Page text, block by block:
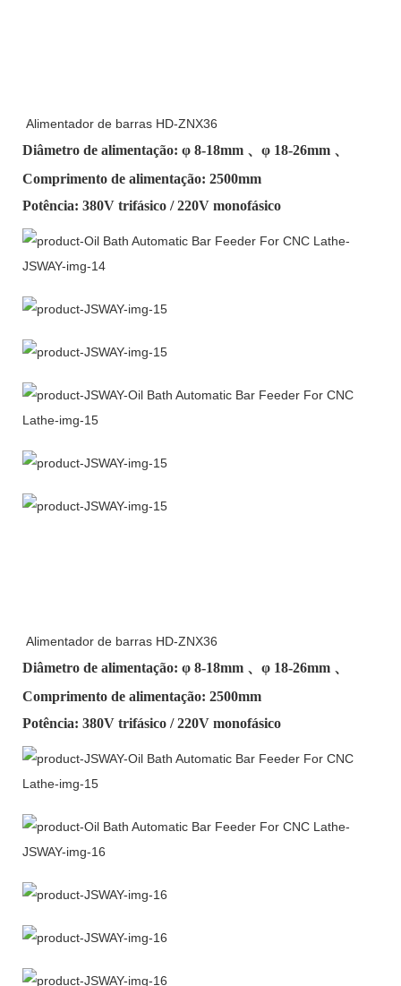
Alimentador de barras HD-ZNX36
Diâmetro de alimentação: φ 8-18mm 、φ 18-26mm 、
Comprimento de alimentação: 2500mm
Potência: 380V trifásico / 220V monofásico
Alimentador de barras HD-ZNX36
Diâmetro de alimentação: φ 8-18mm 、φ 18-26mm 、
Comprimento de alimentação: 2500mm
Potência: 380V trifásico / 220V monofásico